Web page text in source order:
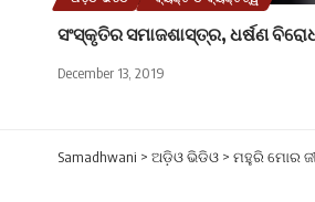
ସଂସ୍କୃତିର ସମାଜଶାସ୍ତ୍ର, ଧର୍ଷଣ
December 13, 2019
Samadhwani > ଅଡ଼ିଓ ଭିଡିଓ > ମହୁରି ମୋର